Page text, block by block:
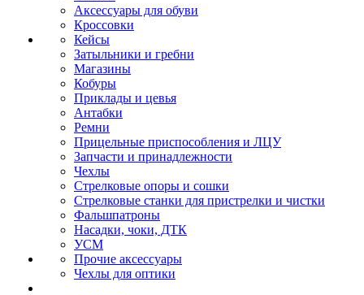
Аксессуары для обуви
Кроссовки
Кейсы
Затыльники и гребни
Магазины
Кобуры
Приклады и цевья
Антабки
Ремни
Прицельные приспособления и ЛЦУ
Запчасти и принадлежности
Чехлы
Стрелковые опоры и сошки
Стрелковые станки для пристрелки и чистки
Фальшпатроны
Насадки, чоки, ДТК
УСМ
Прочие аксессуары
Чехлы для оптики